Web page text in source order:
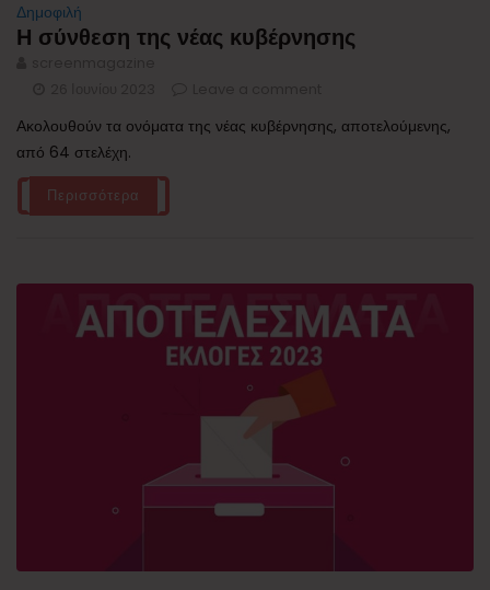
Δημοφιλή
Η σύνθεση της νέας κυβέρνησης
Ακολουθούν τα ονόματα της νέας κυβέρνησης, αποτελούμενης,
από 64 στελέχη.
Περισσότερα